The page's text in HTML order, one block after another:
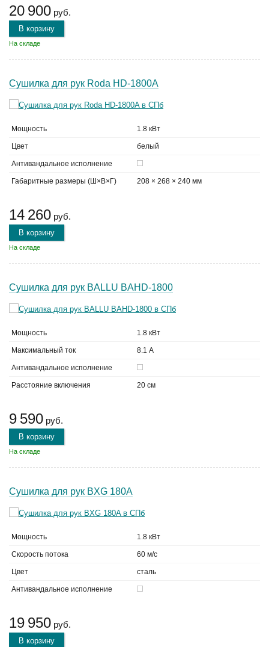
20 900 руб.
В корзину
На складе
Сушилка для рук Roda HD-1800A
Мощность 1.8 кВт
Цвет белый
Антивандальное исполнение
Габаритные размеры (Ш×В×Г) 208 × 268 × 240 мм
14 260 руб.
В корзину
На складе
Сушилка для рук BALLU BAHD-1800
Мощность 1.8 кВт
Максимальный ток 8.1 А
Антивандальное исполнение
Расстояние включения 20 см
9 590 руб.
В корзину
На складе
Сушилка для рук BXG 180A
Мощность 1.8 кВт
Скорость потока 60 м/с
Цвет сталь
Антивандальное исполнение
19 950 руб.
В корзину